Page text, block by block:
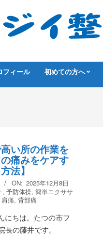
フィール 初めての方へ
高い所の作業を
痛みをケアす
法】
ON: 2025年12月8日
, 予防体操, 簡単エクササ
肩痛, 背部痛
ちは。たつの市フ
長の藤井です。